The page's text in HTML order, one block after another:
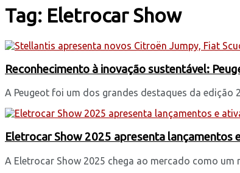
Tag: Eletrocar Show
Reconhecimento à inovação sustentável:
A Peugeot foi um dos grandes destaques da edição
Eletrocar Show 2025 apresenta lançamentos
A Eletrocar Show 2025 chega ao mercado como